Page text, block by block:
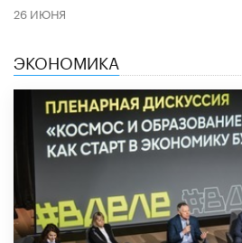
26 ИЮНЯ
ЭКОНОМИКА